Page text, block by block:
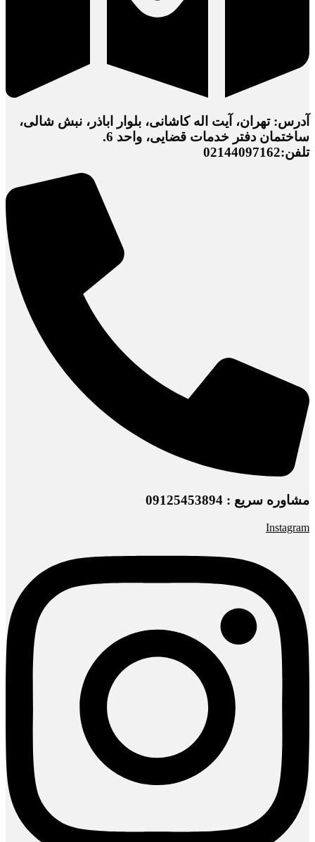
آدرس: تهران، آیت اله کاشانی، بلوار اباذر، نبش شالی،
ساختمان دفتر خدمات قضایی، واحد 6.
تلفن:02144097162
مشاوره سریع : 09125453894
Instagram